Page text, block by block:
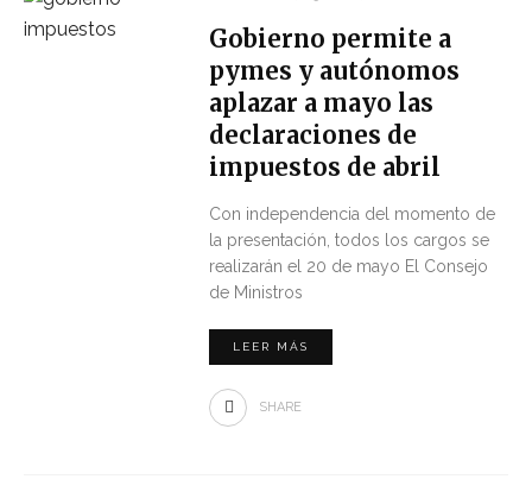
Gobierno permite a
pymes y autónomos
aplazar a mayo las
declaraciones de
impuestos de abril
Con independencia del momento de
la presentación, todos los cargos se
realizarán el 20 de mayo El Consejo
de Ministros
LEER MÁS
SHARE